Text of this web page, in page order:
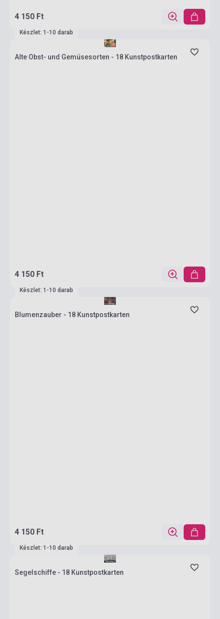
4 150 Ft
Készlet: 1-10 darab
Alte Obst- und Gemüsesorten - 18 Kunstpostkarten
4 150 Ft
Készlet: 1-10 darab
Blumenzauber - 18 Kunstpostkarten
4 150 Ft
Készlet: 1-10 darab
Segelschiffe - 18 Kunstpostkarten